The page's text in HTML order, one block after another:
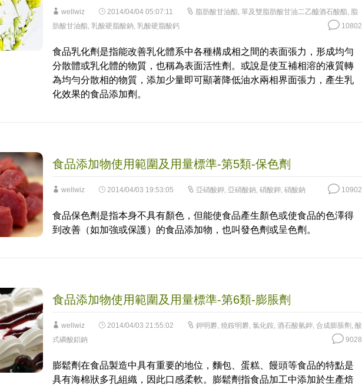
wellwiz 2014/04/04 05:07:11 脂肪酸甘油酯, 單及雙脂肪酸甘油二乙醯酒石酸酯, 脂
肪酸甘油酯, 乳酸硬脂酸鈉, 乳酸硬脂酸鈣 10802
食品乳化劑是指能改善乳化體系中各種構成相之間的表面張力，形成均勻
分散體或乳化體的物質，也稱為表面活性劑。或說是使互補相溶的液質轉
為均勻分散相的物質，添加少量即可顯著降低油水兩相界面張力，產生乳
化效果的食品添加劑。
食品添加物使用範圍及用量標準-第5類-保色劑
wellwiz 2014/04/03 19:53:05 亞硝酸鉀, 亞硝酸鈉, 硝酸鉀, 硝酸鈉 10902
食品保色劑是指本身不具有顏色，但能使食品產生顏色或使食品的色澤得
到改善（如加強或保護）的食品添加物，也叫發色劑或呈色劑。
食品添加物使用範圍及用量標準-第6類-膨脹劑
wellwiz 2014/04/03 21:55:02 鉀明礬, 燒銨明礬, 氯化銨, 酒石酸氫鉀, 合成膨脹劑 , 酸
式磷酸鋁鈉
9028
膨鬆劑在食品製造中具有重要的地位，麵包、蛋糕、饅頭等食品的特點是
具有海棉狀多孔組織，因此口感柔軟。膨鬆劑指食品加工中添加於生產焙